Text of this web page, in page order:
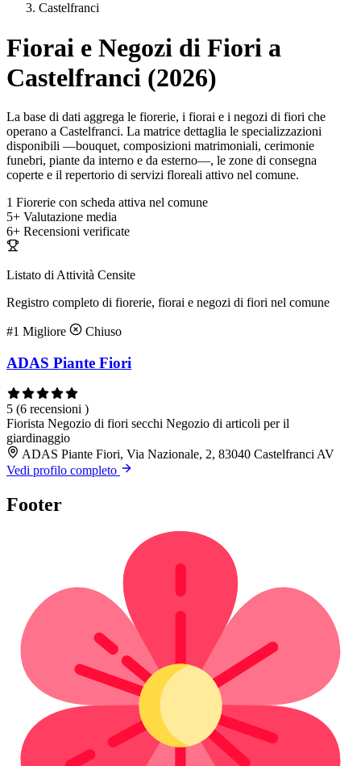
Castelfranci
Fiorai e Negozi di Fiori a
Castelfranci (2026)
La base di dati aggrega le fiorerie, i fiorai e i negozi di fiori che
operano a Castelfranci. La matrice dettaglia le specializzazioni
disponibili —bouquet, composizioni matrimoniali, cerimonie
funebri, piante da interno e da esterno—, le zone di consegna
coperte e il repertorio di servizi floreali attivo nel comune.
1 Fiorerie con scheda attiva nel comune
5+ Valutazione media
6+ Recensioni verificate
Listato di Attività Censite
Registro completo di fiorerie, fiorai e negozi di fiori nel comune
#1 Migliore Chiuso
ADAS Piante Fiori
5 (6 recensioni )
Fiorista Negozio di fiori secchi Negozio di articoli per il
giardinaggio
ADAS Piante Fiori, Via Nazionale, 2, 83040 Castelfranci AV
Vedi profilo completo
Footer